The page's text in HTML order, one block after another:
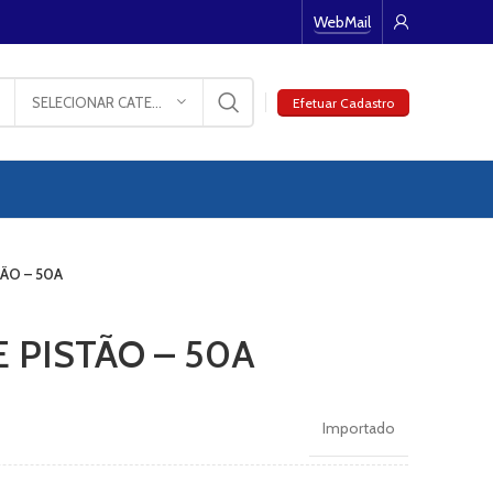
WebMail
Efetuar Cadastro
– 50A
PISTÃO – 50A
Importado